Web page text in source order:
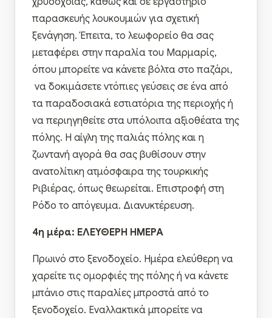
παρασκευής λουκουμιών για σχετική
ξενάγηση. Έπειτα, το λεωφορείο θα σας
μεταφέρει στην παραλία του Μαρμαρίς,
όπου μπορείτε να κάνετε βόλτα στο παζάρι,
να δοκιμάσετε ντόπιες γεύσεις σε ένα από
τα παραδοσιακά εστιατόρια της περιοχής ή
να περιηγηθείτε στα υπόλοιπα αξιοθέατα της
πόλης. Η αίγλη της παλιάς πόλης και η
ζωντανή αγορά θα σας βυθίσουν στην
ανατολίτικη ατμόσφαιρα της τουρκικής
Ριβιέρας, όπως θεωρείται. Επιστροφή στη
Ρόδο το απόγευμα. Διανυκτέρευση.
4η μέρα: ΕΛΕΥΘΕΡΗ ΗΜΕΡΑ
Πρωινό στο ξενοδοχείο. Ημέρα ελεύθερη να
χαρείτε τις ομορφιές της πόλης ή να κάνετε
μπάνιο στις παραλίες μπροστά από το
ξενοδοχείο. Εναλλακτικά μπορείτε να